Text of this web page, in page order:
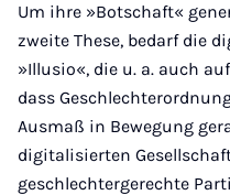
Um ihre »Botschaft«
zweite These, bedarf die
»Illusio«, die u. a. auch
dass
Ausmaß in Bewegung
digitalisierten
geschlechtergerechte